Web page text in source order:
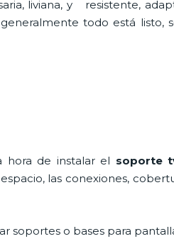
liviana, y resistente,
todo está listo,
hora de instalar el soporte
las conexiones,
soportes o bases para